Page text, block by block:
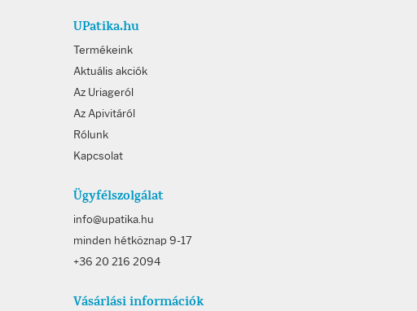
UPatika.hu
Termékeink
Aktuális akciók
Az Uriageról
Az Apivitáról
Rólunk
Kapcsolat
Ügyfélszolgálat
info@upatika.hu
minden hétköznap 9-17
+36 20 216 2094
Vásárlási információk